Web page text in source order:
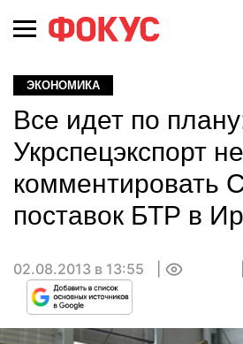
ЭКОНОМИКА
Все идет по
Укрспецэкспорт
комментировать
поставок БТР в
02.08.2013 в 13:55